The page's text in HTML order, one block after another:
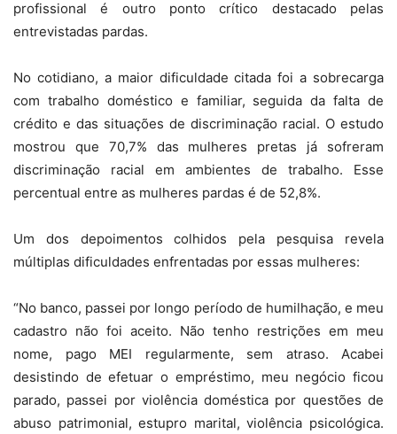
profissional é outro ponto crítico destacado pelas
entrevistadas pardas.
No cotidiano, a maior dificuldade citada foi a sobrecarga
com trabalho doméstico e familiar, seguida da falta de
crédito e das situações de discriminação racial. O estudo
mostrou que 70,7% das mulheres pretas já sofreram
discriminação racial em ambientes de trabalho. Esse
percentual entre as mulheres pardas é de 52,8%.
Um dos depoimentos colhidos pela pesquisa revela
múltiplas dificuldades enfrentadas por essas mulheres:
“No banco, passei por longo período de humilhação, e meu
cadastro não foi aceito. Não tenho restrições em meu
nome, pago MEI regularmente, sem atraso. Acabei
desistindo de efetuar o empréstimo, meu negócio ficou
parado, passei por violência doméstica por questões de
abuso patrimonial, estupro marital, violência psicológica.